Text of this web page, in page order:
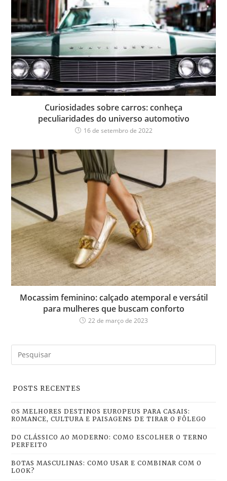
Curiosidades sobre carros: conheça
peculiaridades do universo automotivo
16 de setembro de 2022
Mocassim feminino: calçado atemporal e versátil
para mulheres que buscam conforto
22 de março de 2023
POSTS RECENTES
OS MELHORES DESTINOS EUROPEUS PARA CASAIS:
ROMANCE, CULTURA E PAISAGENS DE TIRAR O FÔLEGO
DO CLÁSSICO AO MODERNO: COMO ESCOLHER O TERNO
PERFEITO
BOTAS MASCULINAS: COMO USAR E COMBINAR COM O
LOOK?